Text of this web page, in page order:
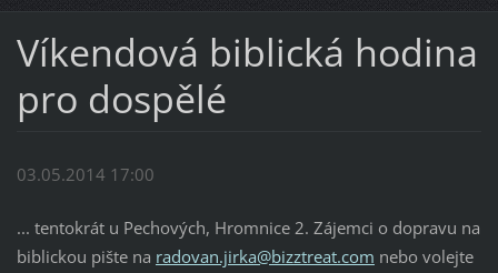
Víkendová biblická hodina
pro dospělé
03.05.2014 17:00
... tentokrát u Pechových, Hromnice 2. Zájemci o dopravu na
biblickou pište na radovan.jirka@bizztreat.com nebo volejte